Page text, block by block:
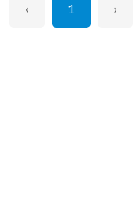
‹ 1 ›